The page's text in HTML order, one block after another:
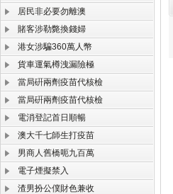
居民非必要勿離澳
賭客涉勒斃換錢婦
港女涉騙360萬人幣
貨車運氣樽洩漏險極
當局硏兩劑疫苗代核檢
當局硏兩劑疫苗代核檢
電消登記首日順暢
澳大千七師生打疫苗
男商人舊橋呃九百萬
電子煙擬禁入
渣男扮公僕財色兼收